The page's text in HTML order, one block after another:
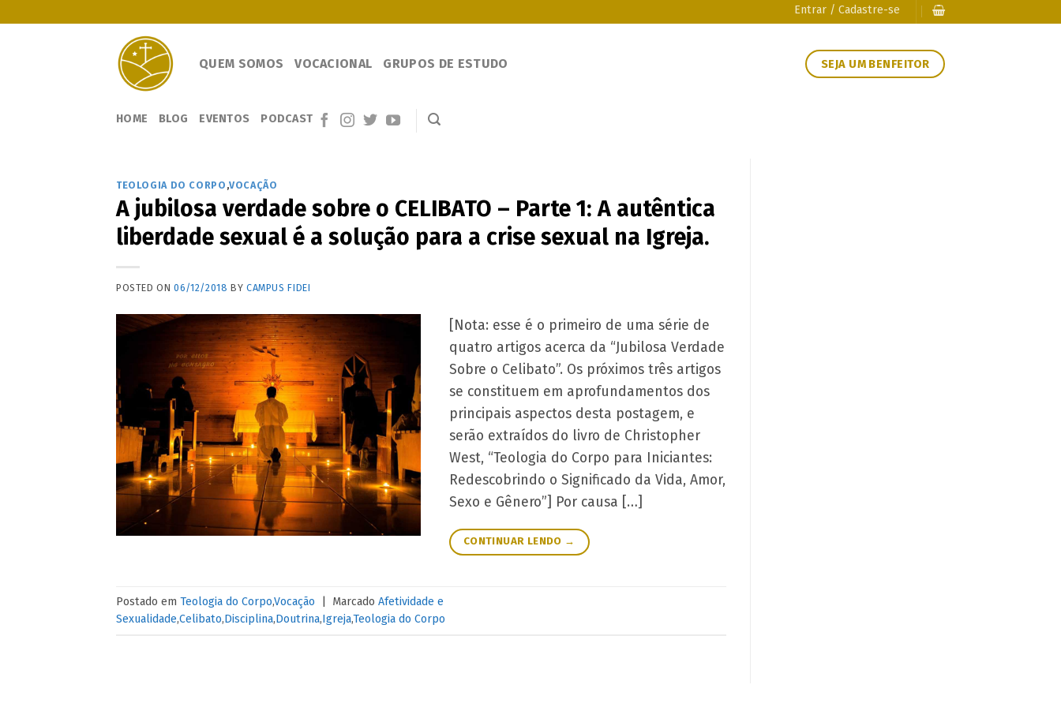
Entrar / Cadastre-se
QUEM SOMOS VOCACIONAL GRUPOS DE ESTUDO SEJA UM BENFEITOR
HOME BLOG EVENTOS PODCAST
TEOLOGIA DO CORPO ,VOCAÇÃO
A jubilosa verdade sobre o CELIBATO – Parte 1: A autêntica
liberdade sexual é a solução para a crise sexual na Igreja.
POSTED ON06/12/2018 BY CAMPUS FIDEI
[Nota: esse é o primeiro de uma série de
quatro artigos acerca da “Jubilosa Verdade
Sobre o Celibato”. Os próximos três artigos
se constituem em aprofundamentos dos
principais aspectos desta postagem, e
serão extraídos do livro de Christopher
West, “Teologia do Corpo para Iniciantes:
Redescobrindo o Significado da Vida, Amor,
Sexo e Gênero”] Por causa […]
CONTINUAR LENDO →
Postado em Teologia do Corpo,Vocação Marcado Afetividade e
Sexualidade,Celibato,Disciplina,Doutrina,Igreja,Teologia do Corpo